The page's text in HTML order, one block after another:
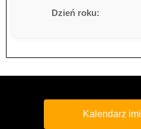
Dzień roku:
Kalendarz